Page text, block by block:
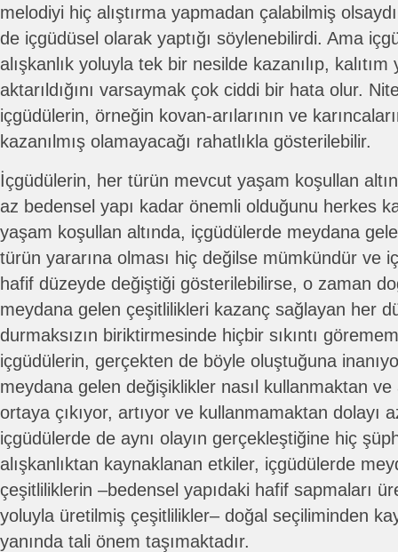
melodiyi hiç alıştırma yapmadan çalabilmiş
de içgüdüsel olarak yaptığı söylenebilirdi. Ama
alışkanlık yoluyla tek bir nesilde kazanılıp,
aktarıldığını varsaymak çok ciddi bir hata olur.
içgüdülerin, örneğin kovan-arılarının ve
kazanılmış olamayacağı rahatlıkla gösterilebilir.
İçgüdülerin, her türün mevcut yaşam koşullan
az bedensel yapı kadar önemli olduğunu herkes
yaşam koşullan altında, içgüdülerde meydana
türün yararına olması hiç değilse mümkündür ve
hafif düzeyde değiştiği gösterilebilirse, o zaman
meydana gelen çeşitlilikleri kazanç sağlayan her
durmaksızın biriktirmesinde hiçbir sıkıntı
içgüdülerin, gerçekten de böyle oluştuğuna
meydana gelen değişiklikler nasıl kullanmaktan ve
ortaya çıkıyor, artıyor ve kullanmamaktan dolayı
içgüdülerde de aynı olayın gerçekleştiğine hiç
alışkanlıktan kaynaklanan etkiler, içgüdülerde
çeşitliliklerin –bedensel yapıdaki hafif sapmaları
yoluyla üretilmiş çeşitlilikler– doğal seçiliminden
yanında tali önem taşımaktadır.